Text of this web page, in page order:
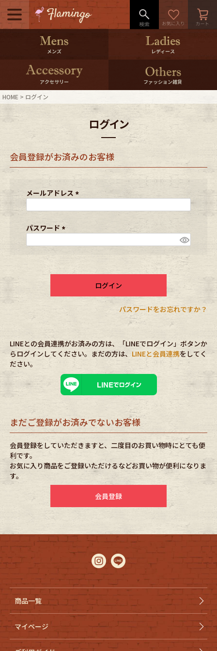
メニュー
500pt＆10％Offクーポンプレゼン
ト
10％0ffクーポンプレゼント
ログイン・会員登録 LINE ID連携
マイページ
ご利用ガイド International Shipping
店舗紹介 特集一覧
スタッフコーディネート
年代から探す
メンズ商品カテゴリーから探す
Tops Outer
Bottoms Fafatt
レディース商品カテゴリーから探す
Bottoms
Outer One Piece
Fafatt
小物・アクセサリーから探す
Eye Wear
Stall・Scarf
Accessory
Belt antique goods
Keyring vintage bicycle
FAFATT
メンズ レディース
アクセサリー ファッション雑貨
HOME ログイン
ログイン
会員登録がお済みのお客様
メールアドレス
)
パスワード
ログイン
パスワードをお忘れですか？
LINEとの会員連携がお済みの方は、「LINEでログイン」ボタンか
らログインしてください。まだの方は、 LINEと会員連携をしてく
ださい。
まだご登録がお済みでないお客様
会員登録をしていただきますと、二度目のお買い物時にとても便
利です。
お気に入り商品をご登録いただけるなどお買い物が便利になりま
す。
会員登録
商品一覧
マイページ